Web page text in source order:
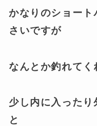
かなりのショー
さいですが
なんとか釣れてく
少し内に入ったり
と